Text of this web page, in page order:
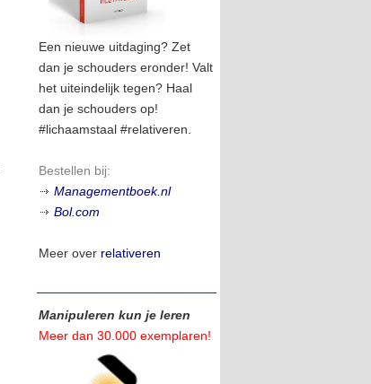
Een nieuwe uitdaging? Zet
dan je schouders eronder! Valt
het uiteindelijk tegen? Haal
dan je schouders op!
#lichaamstaal #relativeren.
Bestellen bij:
Managementboek.nl
Bol.com
Meer over relativeren
Manipuleren kun je leren
Meer dan 30.000 exemplaren!